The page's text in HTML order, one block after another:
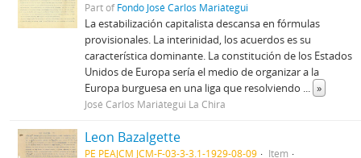
Part ofFondo José Carlos Mariátegui
La estabilización capitalista descansa en fórmulas
provisionales. La interinidad, los acuerdos es su
característica dominante. La constitución de los Estados
Unidos de Europa sería el medio de organizar a la
Europa burguesa en una liga que resolviendo ... »
José Carlos Mariátegui La Chira
Leon Bazalgette
PE PEAJCM JCM-F-03-3-3.1-1929-08-09
Item